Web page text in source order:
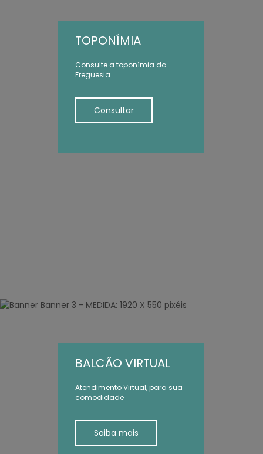
TOPONÍMIA
Consulte a toponímia da
Freguesia
Consultar
BALCÃO VIRTUAL
Atendimento Virtual, para sua
comodidade
Saiba mais